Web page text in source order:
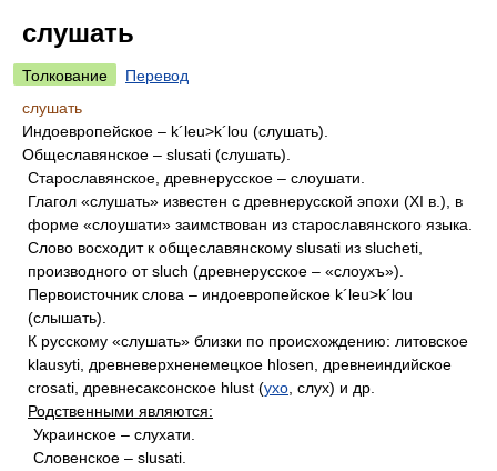
слушать
Толкование
Перевод
слушать
Индоевропейское – k´leu>k´lou (слушать).
Общеславянское – slusati (слушать).
Старославянское, древнерусское – слоушати.
Глагол «слушать» известен с древнерусской эпохи (XI в.), в
форме «слоушати» заимствован из старославянского языка.
Слово восходит к общеславянскому slusati из slucheti,
производного от sluch (древнерусское – «слоухъ»).
Первоисточник слова – индоевропейское k´leu>k´lou
(слышать).
К русскому «слушать» близки по происхождению: литовское
klausyti, древневерхненемецкое hlosen, древнеиндийское
crosati, древнесаксонское hlust (ухо , слух) и др.
Родственными являются:
Украинское – слухати.
Словенское – slusati.